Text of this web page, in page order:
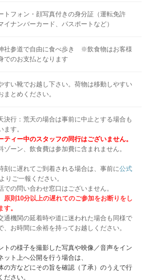
トフォン・顔写真付きの身分証（運転免許
イナンバーカード、パスポートなど）
社参道で自由に食べ歩き ※飲食物はお客様
でのお支払となります
すい靴でお越し下さい。荷物は移動しやすい
まとめください。
決行：荒天の場合は事前に中止とする場合も
ます。
ティー中のスタッフの同行はございません。
ゾーン、飲食費は参加費に含まれません。
刻に遅れてご到着される場合は、事前に公式
よりご一報ください。
での問い合わせ窓口はございません。
原則10分以上の遅れてのご参加をお断りをし
す。
通機関の延着時や道に迷われた場合も同様で
、お時間に余裕を持ってお越しください。
トの様子を撮影した写真や映像／音声をイン
ット上へ公開を行う場合は、
の方などにその旨を確認（了承）のうえで行
ださい。